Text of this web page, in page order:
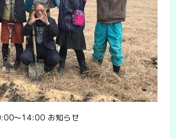
〜14:00 お知らせ